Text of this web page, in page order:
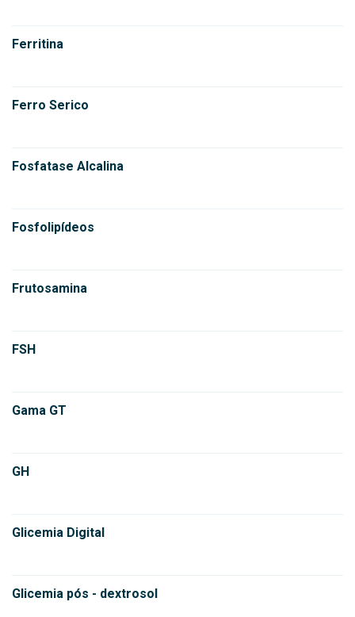
Ferritina
Ferro Serico
Fosfatase Alcalina
Fosfolipídeos
Frutosamina
FSH
Gama GT
GH
Glicemia Digital
Glicemia pós - dextrosol